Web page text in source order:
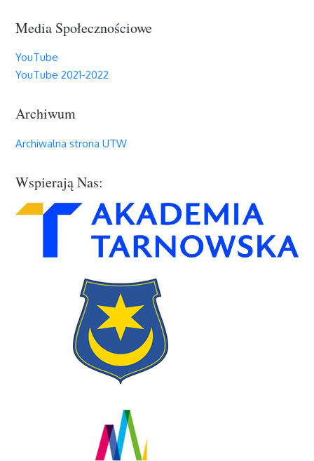
Media Społecznościowe
YouTube
YouTube 2021-2022
Archiwum
Archiwalna strona UTW
Wspierają Nas: